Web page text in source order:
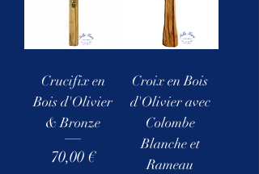
Crucifix en
Bois d'Olivier
& Bronze
Prix
70,00 €
Croix en Bois
d'Olivier avec
Colombe
Blanche et
Rameau